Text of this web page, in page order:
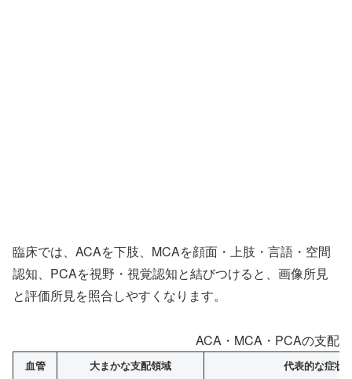
臨床では、ACAを下肢、MCAを顔面・上肢・言語・空間
認知、PCAを視野・視覚認知と結びつけると、画像所見
と評価所見を照合しやすくなります。
ACA・MCA・PCAの支配
血管 大まかな支配領域 代表的な症状